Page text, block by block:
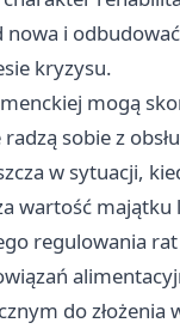
nowa i
kryzysu.
mogą
sobie z
w sytuacji,
wartość majątku
regulowania
do złożenia